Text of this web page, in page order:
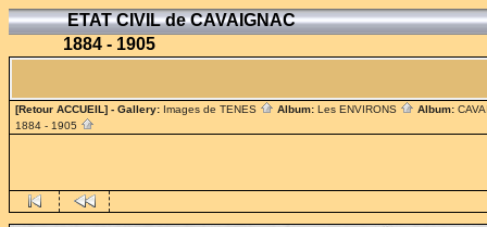
ETAT CIVIL de CAVAIGNAC
1884 - 1905
[Retour ACCUEIL] - Gallery: Images de TENES Album: Les ENVIRONS Album:
1884 - 1905